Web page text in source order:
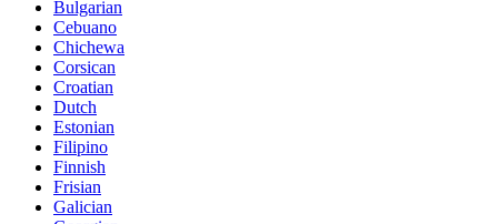
Bulgarian
Cebuano
Chichewa
Corsican
Croatian
Dutch
Estonian
Filipino
Finnish
Frisian
Galician